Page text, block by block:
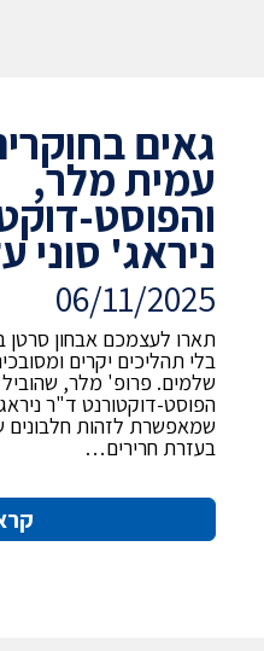
גאים
עמית מלר,
והפוסט-
ניראג' סוני
06/11/2025
תארו לעצמכם אבחון סרטן
בלי תהליכים יקרים
שלמים. פרופ' מלר,
הפוסט-דוקטורנט ד"ר
שמאפשרת לזהות חלבונים
בעזרת חרירים…